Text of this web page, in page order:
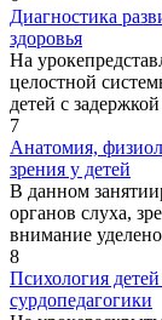
Диагностика
здоровья
На
целостной
детей с
7
Анатомия,
зрения у детей
В данном
органов слуха,
внимание
8
Психология
сурдопедагогики